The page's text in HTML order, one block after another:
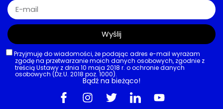
Przyjmuję do wiadomości, że podając adres e-mail wyrażam
zgodę na przetwarzanie moich danych osobowych, zgodnie z
treścią Ustawy z dnia 10 maja 2018 r. o ochronie danych
osobowych (Dz.U. 2018 poz. 1000).
Wyślij
Bądź na bieżąco!